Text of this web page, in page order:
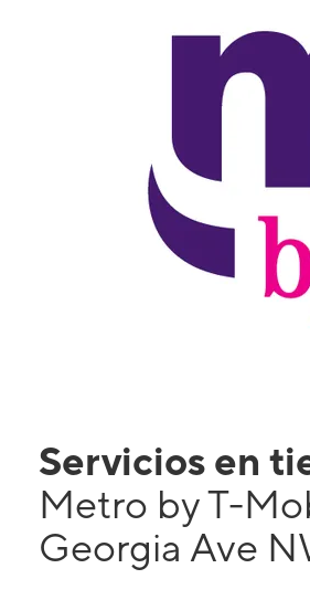
Servicios en
Metro by T-
Georgia Ave